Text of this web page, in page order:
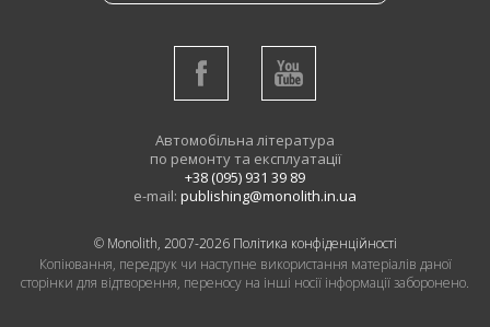
Автомобільна література
по ремонту та експлуатації
+38 (095) 931 39 89
e-mail: publishing@monolith.in.ua
© Monolith, 2007-2026 Політика конфіденційності
Копіювання, передрук чи наступне використання матеріалів даної
сторінки для відтворення, переносу на інші носії інформації заборонено.